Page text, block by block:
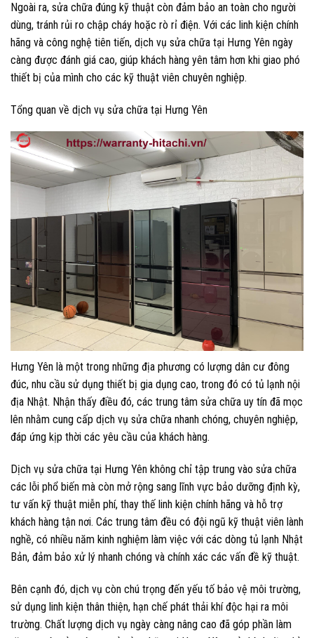
Ngoài ra, sửa chữa đúng kỹ thuật còn đảm bảo an toàn cho người
dùng, tránh rủi ro chập cháy hoặc rò rỉ điện. Với các linh kiện chính
hãng và công nghệ tiên tiến, dịch vụ sửa chữa tại Hưng Yên ngày
càng được đánh giá cao, giúp khách hàng yên tâm hơn khi giao phó
thiết bị của mình cho các kỹ thuật viên chuyên nghiệp.
Tổng quan về dịch vụ sửa chữa tại Hưng Yên
Hưng Yên là một trong những địa phương có lượng dân cư đông
đúc, nhu cầu sử dụng thiết bị gia dụng cao, trong đó có tủ lạnh nội
địa Nhật. Nhận thấy điều đó, các trung tâm sửa chữa uy tín đã mọc
lên nhằm cung cấp dịch vụ sửa chữa nhanh chóng, chuyên nghiệp,
đáp ứng kịp thời các yêu cầu của khách hàng.
Dịch vụ sửa chữa tại Hưng Yên không chỉ tập trung vào sửa chữa
các lỗi phổ biến mà còn mở rộng sang lĩnh vực bảo dưỡng định kỳ,
tư vấn kỹ thuật miễn phí, thay thế linh kiện chính hãng và hỗ trợ
khách hàng tận nơi. Các trung tâm đều có đội ngũ kỹ thuật viên lành
nghề, có nhiều năm kinh nghiệm làm việc với các dòng tủ lạnh Nhật
Bản, đảm bảo xử lý nhanh chóng và chính xác các vấn đề kỹ thuật.
Bên cạnh đó, dịch vụ còn chú trọng đến yếu tố bảo vệ môi trường,
sử dụng linh kiện thân thiện, hạn chế phát thải khí độc hại ra môi
trường. Chất lượng dịch vụ ngày càng nâng cao đã góp phần làm